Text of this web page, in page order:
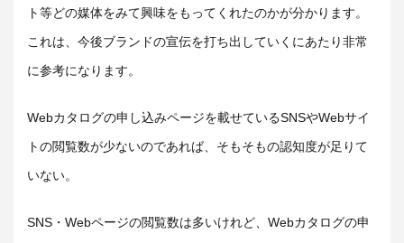
ト等どの媒体をみて興味をもってくれたのかが分かります。
これは、今後ブランドの宣伝を打ち出していくにあたり非常
に参考になります。
Webカタログの申し込みページを載せているSNSやWebサイ
トの閲覧数が少ないのであれば、そもそもの認知度が足りて
いない。
SNS・Webページの閲覧数は多いけれど、Webカタログの申